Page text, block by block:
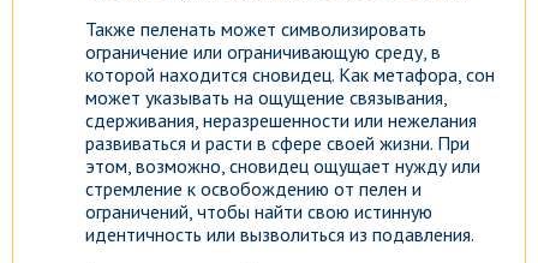
Также пеленать может символизировать
ограничение или ограничивающую среду, в
которой находится сновидец. Как метафора, сон
может указывать на ощущение связывания,
сдерживания, неразрешенности или нежелания
развиваться и расти в сфере своей жизни. При
этом, возможно, сновидец ощущает нужду или
стремление к освобождению от пелен и
ограничений, чтобы найти свою истинную
идентичность или вызволиться из подавления.